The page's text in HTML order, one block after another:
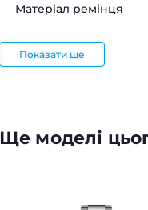
Матеріал ремінця
Показати ще
Ще моделі